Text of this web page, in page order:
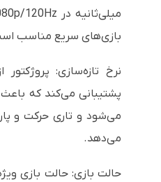
بازی‌های سریع مناسب
پشتیبانی می‌کند که
می‌شود و تاری حرکت و
می‌دهد.
حالت بازی: حالت بازی